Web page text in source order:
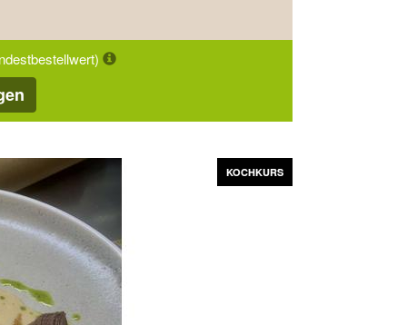
KOCHKURS
KOCHKURS
KOCHKURS
KOCHKURS
KOCHKURS
KOCHKURS
KOCHKURS
Vor